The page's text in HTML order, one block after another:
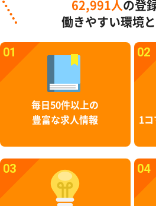
62,991人 の登
働きやすい環境
01
毎日50件以上の
豊富な求人情報
02
1コ
03 04